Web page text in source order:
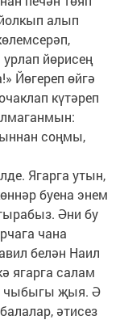
алып
йөрисең
Йөгереп өйгә
күтәреп
соңмы,
Ягарга утын,
буена энем
Әни бу
чана
белән Наил
ягарга салам
чыбыгы җыя. Ә
әтисез